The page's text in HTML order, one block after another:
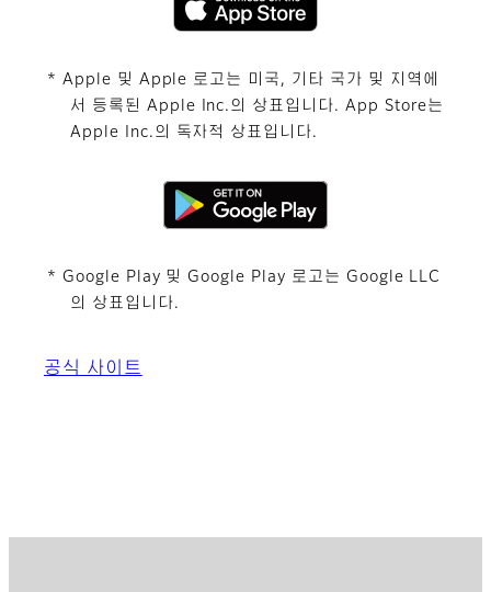
* Apple 및 Apple 로고는 미국, 기타 국가 및 지역에
서 등록된 Apple Inc.의 상표입니다. App Store는
Apple Inc.의 독자적 상표입니다.
* Google Play 및 Google Play 로고는 Google LLC
의 상표입니다.
공식 사이트